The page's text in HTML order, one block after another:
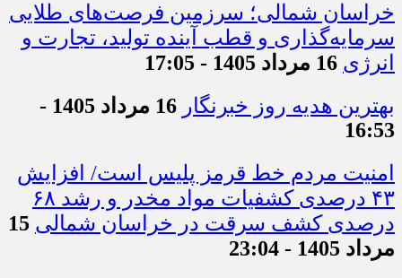
خراسان شمالی؛ سرزمین فرصت‌های طلایی
سرمایه‌گذاری و قطب آینده تولید، تجارت و
انرژی 16 مرداد 1405 - 17:05
بهترین هدیه روز خبرنگار
16 مرداد 1405 -
16:53
امنیت مردم خط قرمز پلیس است/ افزایش
۴۳ درصدی کشفیات مواد مخدر و رشد ۶۸
درصدی کشف سرقت در خراسان شمالی 15
مرداد 1405 - 23:04